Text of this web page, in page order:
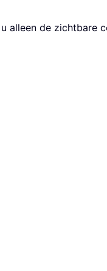
alleen de zichtbare